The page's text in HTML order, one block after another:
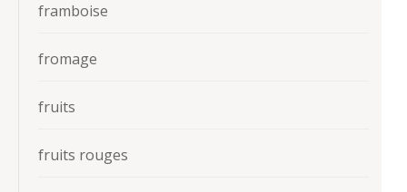
framboise
fromage
fruits
fruits rouges